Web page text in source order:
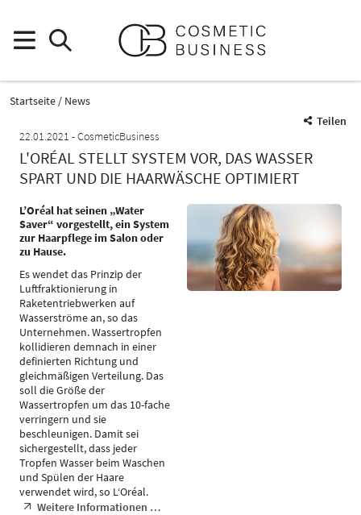
Startseite
News
Teilen
22.01.2021
CosmeticBusiness
L'ORÉAL STELLT SYSTEM VOR, DAS WASSER
SPART UND DIE HAARWÄSCHE OPTIMIERT
L’Oréal hat seinen „Water
Saver“ vorgestellt, ein System
zur Haarpflege im Salon oder
zu Hause.
Es wendet das Prinzip der
Luftfraktionierung in
Raketentriebwerken auf
Wasserströme an, so das
Unternehmen. Wassertropfen
kollidieren demnach in einer
definierten Richtung und
gleichmäßigen Verteilung. Das
soll die Größe der
Wassertropfen um das 10-fache
verringern und sie
beschleunigen. Damit sei
sichergestellt, dass jeder
Tropfen Wasser beim Waschen
und Spülen der Haare
verwendet wird, so L‘Oréal.
Weitere Informationen …